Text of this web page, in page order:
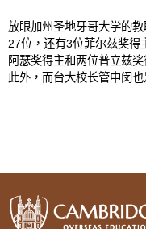
放眼加州圣地牙哥大学的
27位，还有3位菲尔兹奖得
阿瑟奖得主和两位普立兹奖
此外，而台大校长管中闵